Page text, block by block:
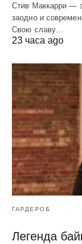
Стив Маккарри —
заодно и
Свою славу…
23 часа ago
ГАРДЕРОБ
Легенда